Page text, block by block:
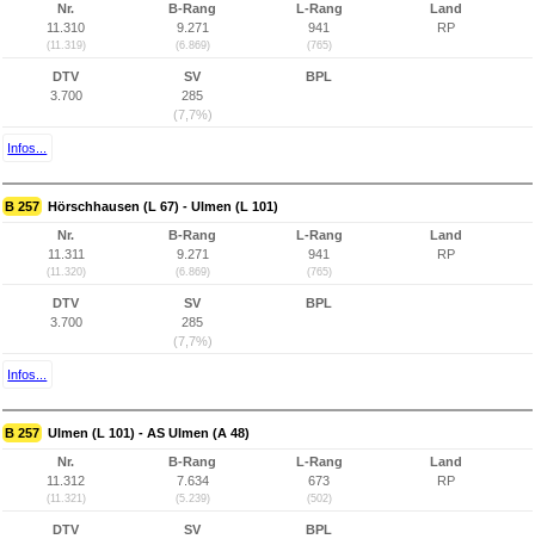
Nr.
11.310
(11.319)
B-Rang
9.271
(6.869)
L-Rang
941
(765)
Land
RP
DTV
3.700
SV
285
(7,7%)
BPL
Infos...
B 257 Hörschhausen (L 67) - Ulmen (L 101)
Nr.
11.311
(11.320)
B-Rang
9.271
(6.869)
L-Rang
941
(765)
Land
RP
DTV
3.700
SV
285
(7,7%)
BPL
Infos...
B 257 Ulmen (L 101) - AS Ulmen (A 48)
Nr.
11.312
(11.321)
B-Rang
7.634
(5.239)
L-Rang
673
(502)
Land
RP
DTV
SV
BPL